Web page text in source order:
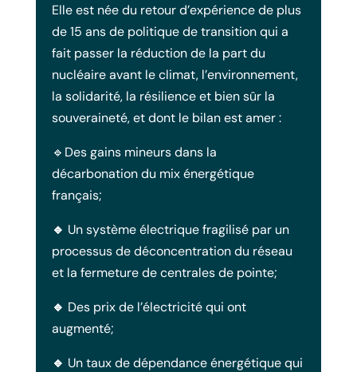
Elle est née du retour d’expérience de plus
de 15 ans de politique de transition qui a
fait passer la réduction de la part du
nucléaire avant le climat, l’environnement,
la solidarité, la résilience et bien sûr la
souveraineté, et dont le bilan est amer :
🔹Des gains mineurs dans la
décarbonation du mix énergétique
français;
🔹 Un système électrique fragilisé par un
processus de déconcentration du réseau
et la fermeture de centrales de pointe;
🔹 Des prix de l’électricité qui ont
augmenté;
🔹 Un taux de dépendance énergétique qui